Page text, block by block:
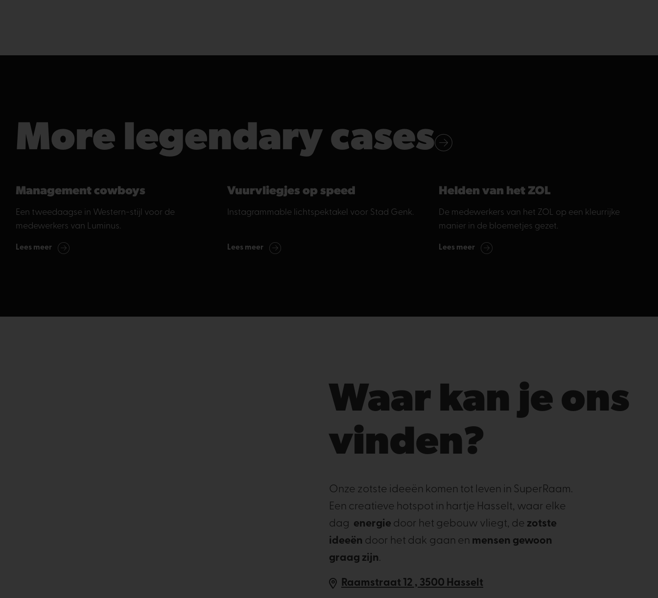
More legendary cases
Management cowboys
Een tweedaagse in Western-stijl voor de
medewerkers van Luminus.
Lees meer
Vuurvliegjes op speed
Instagrammable lichtspektakel voor Stad Genk.
Lees meer
Helden van het ZOL
De medewerkers van het ZOL op een kleurrijke
manier in de bloemetjes gezet.
Lees meer
Waar kan je ons
vinden?
Onze zotste ideeën komen tot leven in SuperRaam.
Een creatieve hotspot in hartje Hasselt, waar elke
dag energie door het gebouw vliegt, de zotste
ideeën door het dak gaan en mensen gewoon
graag zijn.
Raamstraat 12 , 3500 Hasselt